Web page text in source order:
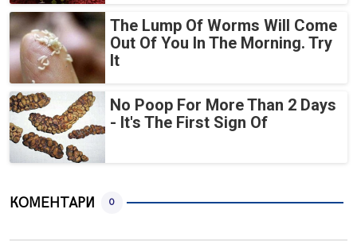
The Lump Of Worms Will Come
Out Of You In The Morning. Try
It
No Poop For More Than 2 Days
- It's The First Sign Of
КОМЕНТАРИ 0